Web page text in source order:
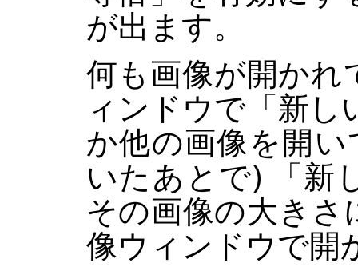
が出ます。
何も画像が開か
ィンドウで 「新し
か他の画像を開
いたあとで)
「新
その画像の大き
像ウィンドウで開